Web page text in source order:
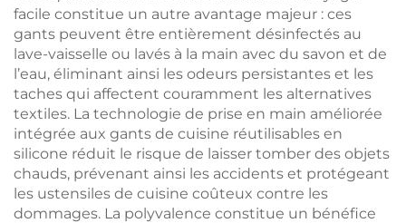
facile constitue un autre avantage majeur : ces
gants peuvent être entièrement désinfectés au
lave-vaisselle ou lavés à la main avec du savon et de
l’eau, éliminant ainsi les odeurs persistantes et les
taches qui affectent couramment les alternatives
textiles. La technologie de prise en main améliorée
intégrée aux gants de cuisine réutilisables en
silicone réduit le risque de laisser tomber des objets
chauds, prévenant ainsi les accidents et protégeant
les ustensiles de cuisine coûteux contre les
dommages. La polyvalence constitue un bénéfice